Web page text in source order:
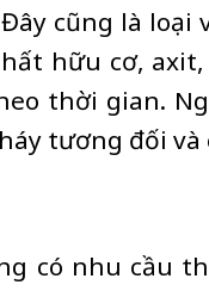
cũng là
hữu cơ,
thời gian.
tương đối và
có nhu cầu